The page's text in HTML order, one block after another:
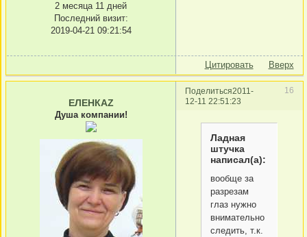
2 месяца 11 дней
Последний визит:
2019-04-21 09:21:54
Цитировать Вверх
Поделиться 16
2011-
12-11 22:51:23
ЕЛЕНКАZ
Душа компании!
Ладная
штучка
написал(а):
вообще за
разрезам
глаз нужно
внимательно
следить, т.к.